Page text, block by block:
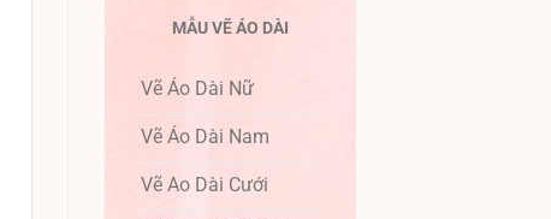
MẪU VẼ ÁO DÀI
Vẽ Áo Dài Nữ
Vẽ Áo Dài Nam
Vẽ Ao Dài Cưới